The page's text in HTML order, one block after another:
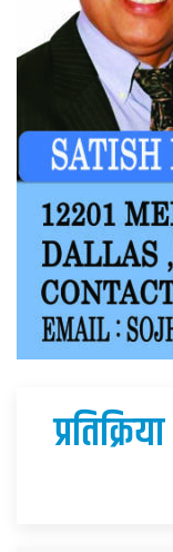
प्रतिक्रिया